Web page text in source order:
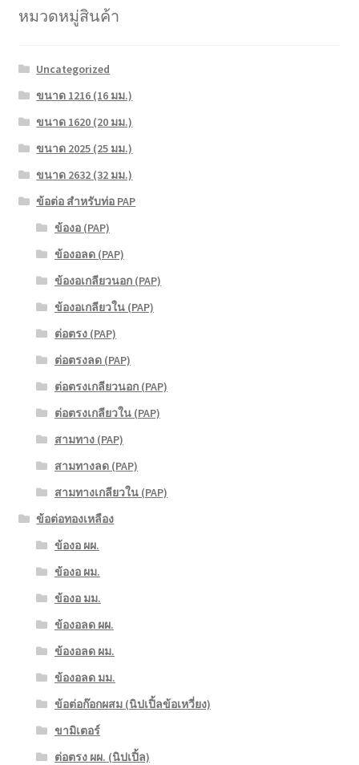
หมวดหมู่สินค้า
Uncategorized
ขนาด 1216 (16 มม.)
ขนาด 1620 (20 มม.)
ขนาด 2025 (25 มม.)
ขนาด 2632 (32 มม.)
ข้อต่อ สำหรับท่อ PAP
ข้องอ (PAP)
ข้องอลด (PAP)
ข้องอเกลียวนอก (PAP)
ข้องอเกลียวใน (PAP)
ต่อตรง (PAP)
ต่อตรงลด (PAP)
ต่อตรงเกลียวนอก (PAP)
ต่อตรงเกลียวใน (PAP)
สามทาง (PAP)
สามทางลด (PAP)
สามทางเกลียวใน (PAP)
ข้อต่อทองเหลือง
ข้องอ ผผ.
ข้องอ ผม.
ข้องอ มม.
ข้องอลด ผผ.
ข้องอลด ผม.
ข้องอลด มม.
ข้อต่อก๊อกผสม (นิปเปิ้ลข้อเหวี่ยง)
ขามิเตอร์
ต่อตรง ผผ. (นิปเปิ้ล)